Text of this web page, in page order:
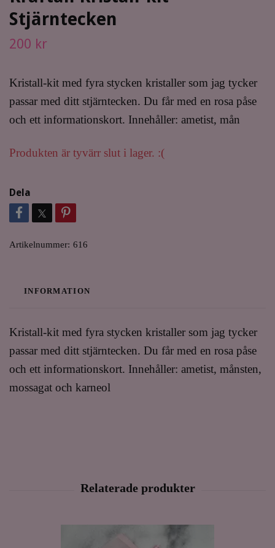
Stjärntecken
200 kr
Kristall-kit med fyra stycken kristaller som jag tycker
passar med ditt stjärntecken. Du får med en rosa påse
och ett informationskort. Innehåller: ametist, mån
Produkten är tyvärr slut i lager. :(
Dela
Artikelnummer: 616
INFORMATION
Kristall-kit med fyra stycken kristaller som jag tycker
passar med ditt stjärntecken. Du får med en rosa påse
och ett informationskort. Innehåller: ametist, månsten,
mossagat och karneol